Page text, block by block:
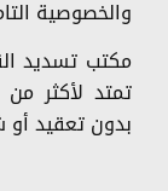
والخصوصية
مكتب تسديد
بدون تعقيد